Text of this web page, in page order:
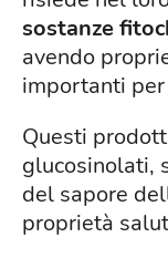
sostanze
avendo
importanti
Questi
glucosinolati,
del sapore
proprietà